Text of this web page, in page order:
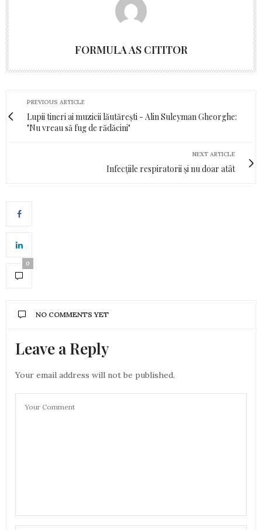
FORMULA AS CITITOR
PREVIOUS ARTICLE
Lupii tineri ai muzicii lăutărești - Alin Suleyman Gheorghe:
"Nu vreau să fug de rădăcini"
NEXT ARTICLE
Infecțiile respiratorii și nu doar atât
0
NO COMMENTS YET
Leave a Reply
Your email address will not be published.